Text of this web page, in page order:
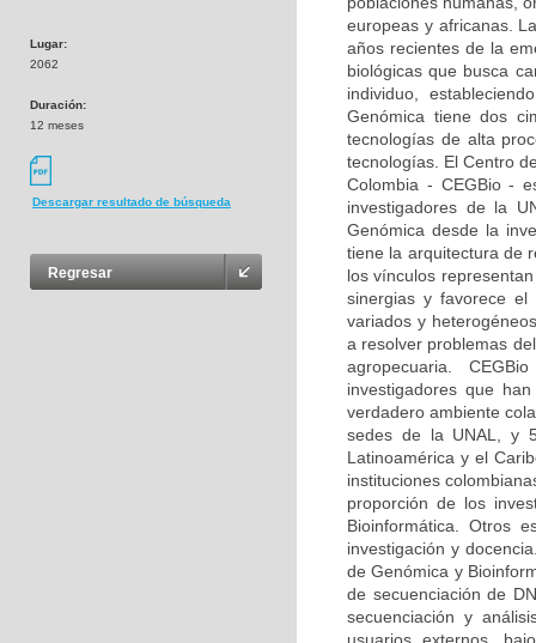
Lugar:
2062
Duración:
12 meses
Descargar resultado de búsqueda
Regresar
europeas y africanas.
años recientes de la
biológicas que busca
individuo,
Genómica tiene dos
tecnologías de alta
tecnologías. El Centro
Colombia - CEGBio -
investigadores de la
Genómica desde la
tiene la arquitectura de
los vínculos
sinergias y favorece el
variados y
a resolver problemas
agropecuaria.
investigadores que
verdadero ambiente
sedes de la UNAL, y
Latinoamérica y el
instituciones
proporción de los
Bioinformática. Otros
investigación y
de Genómica y
de secuenciación de
secuenciación y